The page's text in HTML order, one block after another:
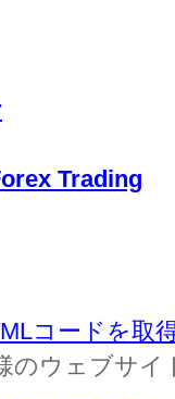
Trading
コードを取
のウェブサイ